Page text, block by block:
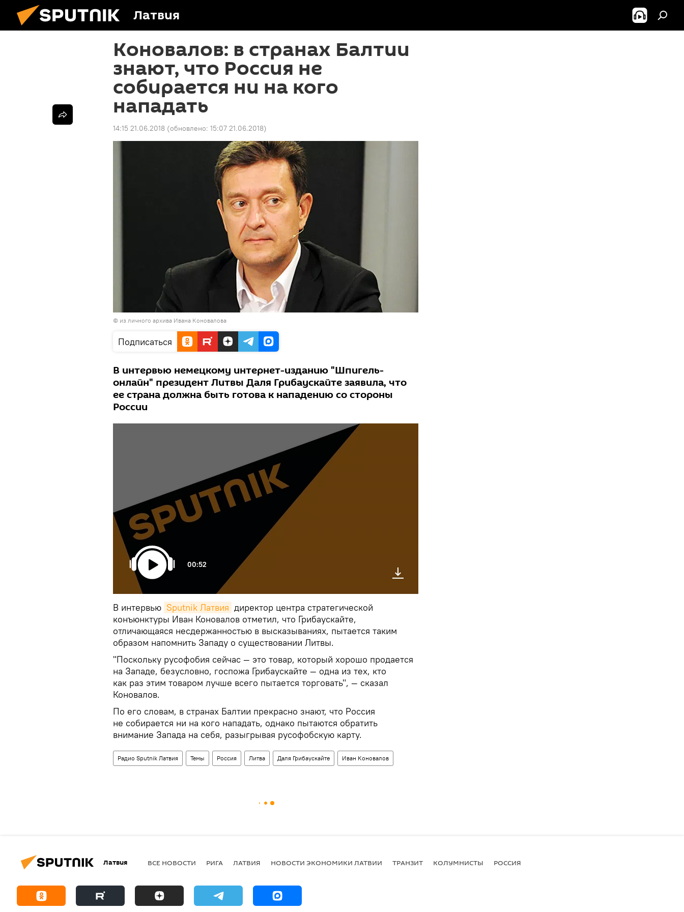
Латвия
Коновалов: в странах Балтии
знают, что Россия не
собирается ни на кого
нападать
14:15 21.06.2018 (обновлено: 15:07 21.06.2018)
© из личного архива Ивана Коновалова
Подписаться
В интервью немецкому интернет-изданию "Шпигель-
онлайн" президент Литвы Даля Грибаускайте заявила, что
ее страна должна быть готова к нападению со стороны
России
00:52
В интервью Sputnik Латвия директор центра стратегической
конъюнктуры Иван Коновалов отметил, что Грибаускайте,
отличающаяся несдержанностью в высказываниях, пытается таким
образом напомнить Западу о существовании Литвы.
"Поскольку русофобия сейчас — это товар, который хорошо продается
на Западе, безусловно, госпожа Грибаускайте — одна из тех, кто
как раз этим товаром лучше всего пытается торговать", — сказал
Коновалов.
По его словам, в странах Балтии прекрасно знают, что Россия
не собирается ни на кого нападать, однако пытаются обратить
внимание Запада на себя, разыгрывая русофобскую карту.
Радио Sputnik Латвия Темы Россия Литва Даля Грибаускайте Иван Коновалов
Латвия ВСЕ НОВОСТИ РИГА ЛАТВИЯ НОВОСТИ ЭКОНОМИКИ ЛАТВИИ ТРАНЗИТ КОЛУМНИСТЫ РОССИЯ